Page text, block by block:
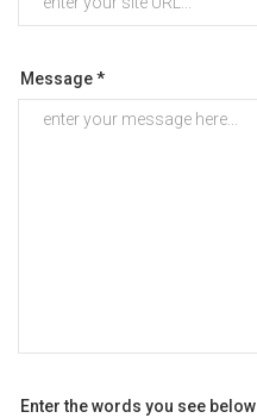
Message *
Enter the words you see below